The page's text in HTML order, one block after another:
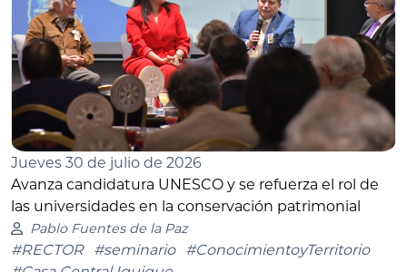
Jueves 30 de julio de 2026
Avanza candidatura UNESCO y se refuerza el rol de
las universidades en la conservación patrimonial
Pablo Fuentes de la Paz
#RECTOR #seminario
#ConocimientoyTerritorio